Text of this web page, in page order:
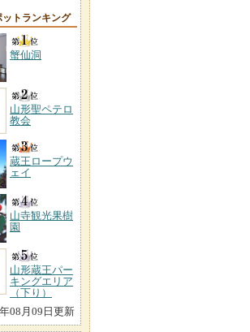
ットランキング
蟹仙洞
山形聖ペテロ
教会
蔵王ロープウ
ェイ
山寺観光果樹
園
山形蔵王パー
キングエリア
（下り）
08月09日更新